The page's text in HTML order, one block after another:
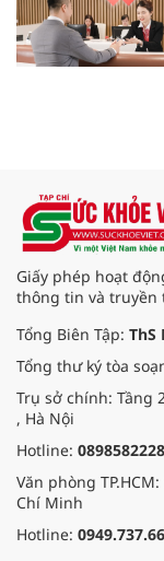
Giấy phép hoạt
thông tin và truyền
Tổng Biên Tập: ThS
Tổng thư ký tòa
Trụ sở chính: Tầng
, Hà Nội
Hotline: 0898582228
Văn phòng
Chí Minh
Hotline: